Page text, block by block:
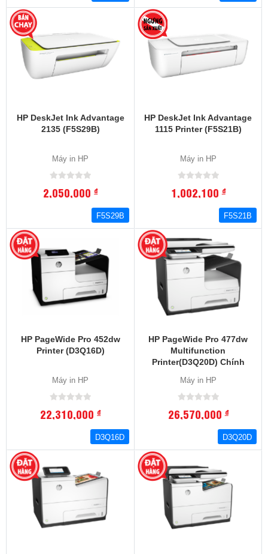
HP DeskJet Ink Advantage
2135 (F5S29B)
Máy in HP
2,050,000đ
F5S29B
HP DeskJet Ink Advantage
1115 Printer (F5S21B)
Máy in HP
1,002,100đ
F5S21B
HP PageWide Pro 452dw
Printer (D3Q16D)
Máy in HP
22,310,000đ
D3Q16D
HP PageWide Pro 477dw
Multifunction
Printer(D3Q20D) Chính
Máy in HP
26,570,000đ
D3Q20D